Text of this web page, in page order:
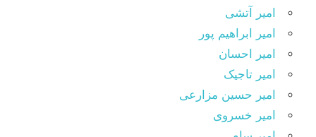
امیر آتشی
امیر ابراهیم پور
امیر احسان
امیر تاجیک
امیر حسین مزارعی
امیر خسروی